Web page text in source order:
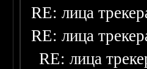
RE: лица
RE: лица
RE: лица